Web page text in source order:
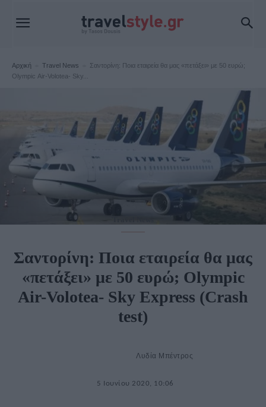
Αρχική Travel News
Σαντορίνη: Ποια εταιρεία θα μας «πετάξει» με 50 ευρώ;
Olympic Αir-Volotea- Sky...
Σαντορίνη: Ποια εταιρεία θα μας
«πετάξει» με 50 ευρώ; Olympic
Αir-Volotea- Sky Εxpress (Crash
test)
Λυδία Μπέντρος
5 Ιουνίου 2020, 10:06